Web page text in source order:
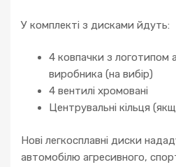
У комплекті з дисками йдуть:
4 ковпачки з логотипом
виробника (на вибір)
4 вентилі хромовані
Центрувальні кільця
Нові легкосплавні диски
автомобілю агресивного,